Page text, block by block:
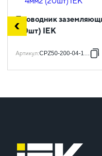
Проводник
(20шт) IEK
Артикул:CPZ50-200-04-1-06